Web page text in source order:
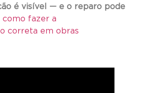
é visível — e o reparo pode
como fazer a
correta em obras